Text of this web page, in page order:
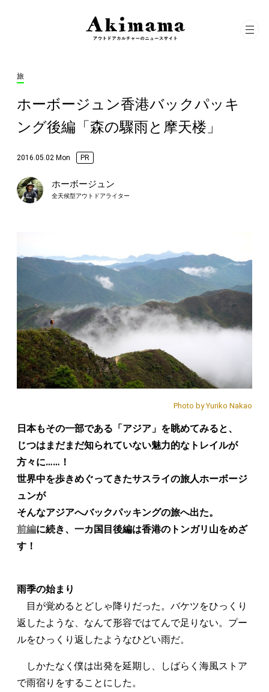
旅
ホーボージュン香港バックパッキ
ング後編「森の驟雨と摩天楼」
2016.05.02 Mon PR
ホーボージュン
全天候型アウトドアライター
Photo by Yuriko Nakao
日本もその一部である「アジア」を眺めてみると、
じつはまだまだ知られていない魅力的なトレイルが
方々に……！
世界中を歩きめぐってきたサスライの旅人ホーボージ
ュンが
そんなアジアへバックパッキングの旅へ出た。
前編に続き、一カ国目後編は香港のトンガリ山をめざ
す！
雨季の始まり
目が覚めるとどしゃ降りだった。バケツをひっくり
返したような、なんて形容ではてんで足りない。プー
ルをひっくり返したようなひどい雨だ。
しかたなく僕は出発を延期し、しばらく海風ストア
で雨宿りをすることにした。